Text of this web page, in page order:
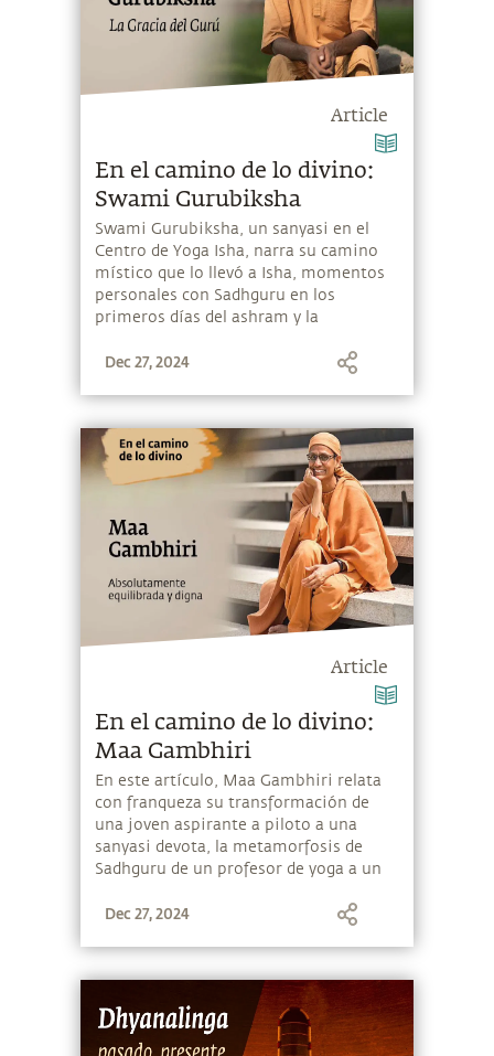
Article
En el camino de lo divino:
Swami Gurubiksha
Swami Gurubiksha, un sanyasi en el
Centro de Yoga Isha, narra su camino
místico que lo llevó a Isha, momentos
personales con Sadhguru en los
primeros días del ashram y la
Dec 27, 2024
Article
En el camino de lo divino:
Maa Gambhiri
En este artículo, Maa Gambhiri relata
con franqueza su transformación de
una joven aspirante a piloto a una
sanyasi devota, la metamorfosis de
Sadhguru de un profesor de yoga a un
Dhyanalinga impactó en el cuerpo de
primeros días hasta ahora.
Dec 27, 2024